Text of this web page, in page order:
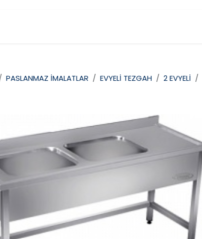
PASLANMAZ İMALATLAR EVYELİ TEZGAH 2 EVYELİ